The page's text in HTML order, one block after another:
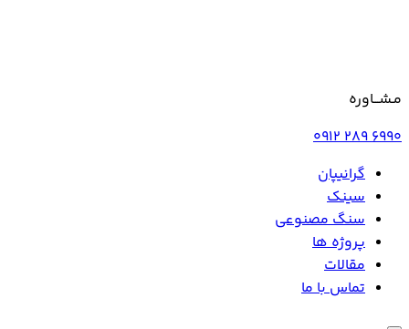
مـشـــاوره
0912 289 6990
گرانیپان
سینک
سنگ مصنوعی
پروژه ها
مقالات
تماس با ما